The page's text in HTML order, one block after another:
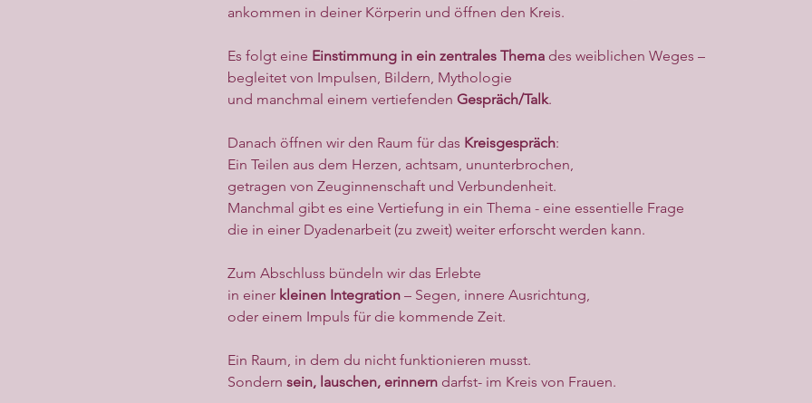
ankommen in deiner Körperin und öffnen den Kreis.
Es folgt eine Einstimmung in ein zentrales Thema des weiblichen Weges –
begleitet von Impulsen, Bildern, Mythologie
und manchmal einem vertiefenden Gespräch/Talk.
Danach öffnen wir den Raum für das Kreisgespräch:
Ein Teilen aus dem Herzen, achtsam, ununterbrochen,
getragen von Zeuginnenschaft und Verbundenheit.
Manchmal gibt es eine Vertiefung in ein Thema - eine essentielle Frage
die in einer Dyadenarbeit (zu zweit) weiter erforscht werden kann.
Zum Abschluss bündeln wir das Erlebte
in einer kleinen Integration – Segen, innere Ausrichtung,
oder einem Impuls für die kommende Zeit.
Ein Raum, in dem du nicht funktionieren musst.
Sondern sein, lauschen, erinnern darfst- im Kreis von Frauen.